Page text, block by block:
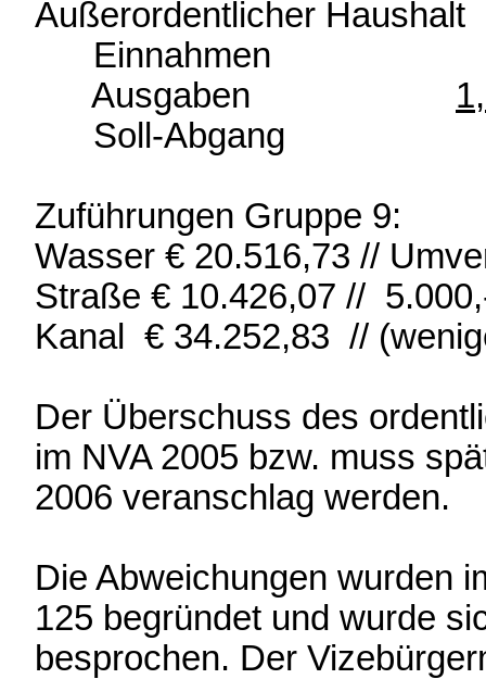
Außerordentlicher Haushalt
Einnahmen
Ausgaben
Soll-
Zuführungen Gruppe 9:
Wasser € 20.516,73 //
Straße € 10.426,07 //
Kanal € 34.252,83 //
Der Überschuss des
im NVA 2005 bzw. muss
2006 veranschlag werden.
Die Abweichungen wurden
125 begründet und wurde
besprochen. Der